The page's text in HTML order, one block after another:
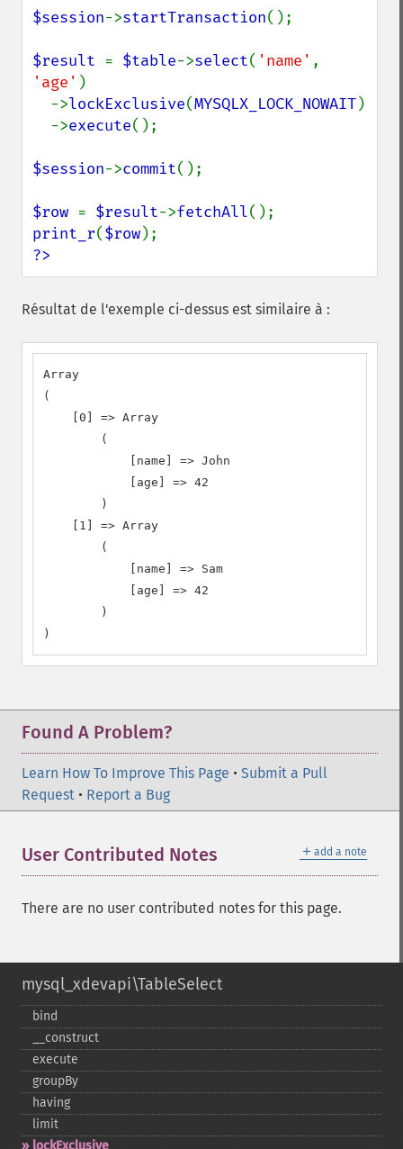
$session->startTransaction();
$result = $table->select( 'name'
'age' )
  ->
lockExclusive(MYSQLX_LOCK_NOWAIT)
  ->
execute();
$session->commit();
$row = $result->fetchAll
print_r($row
?>
Résultat de l'exemple ci-dessus est similaire à :
Array
(
    [0] => Array
        (
            [name] => John
            [age] => 42
        )
    [1] => Array
        (
            [name] => Sam
            [age] => 42
        )
)
Found A Problem?
Learn How To Improve This Page • Submit a Pull
Request • Report a Bug
＋ add a note
User Contributed Notes
There are no user contributed notes for this page.
mysql_xdevapi\TableSelect
bind
_​_​construct
execute
groupBy
having
limit
lockExclusive